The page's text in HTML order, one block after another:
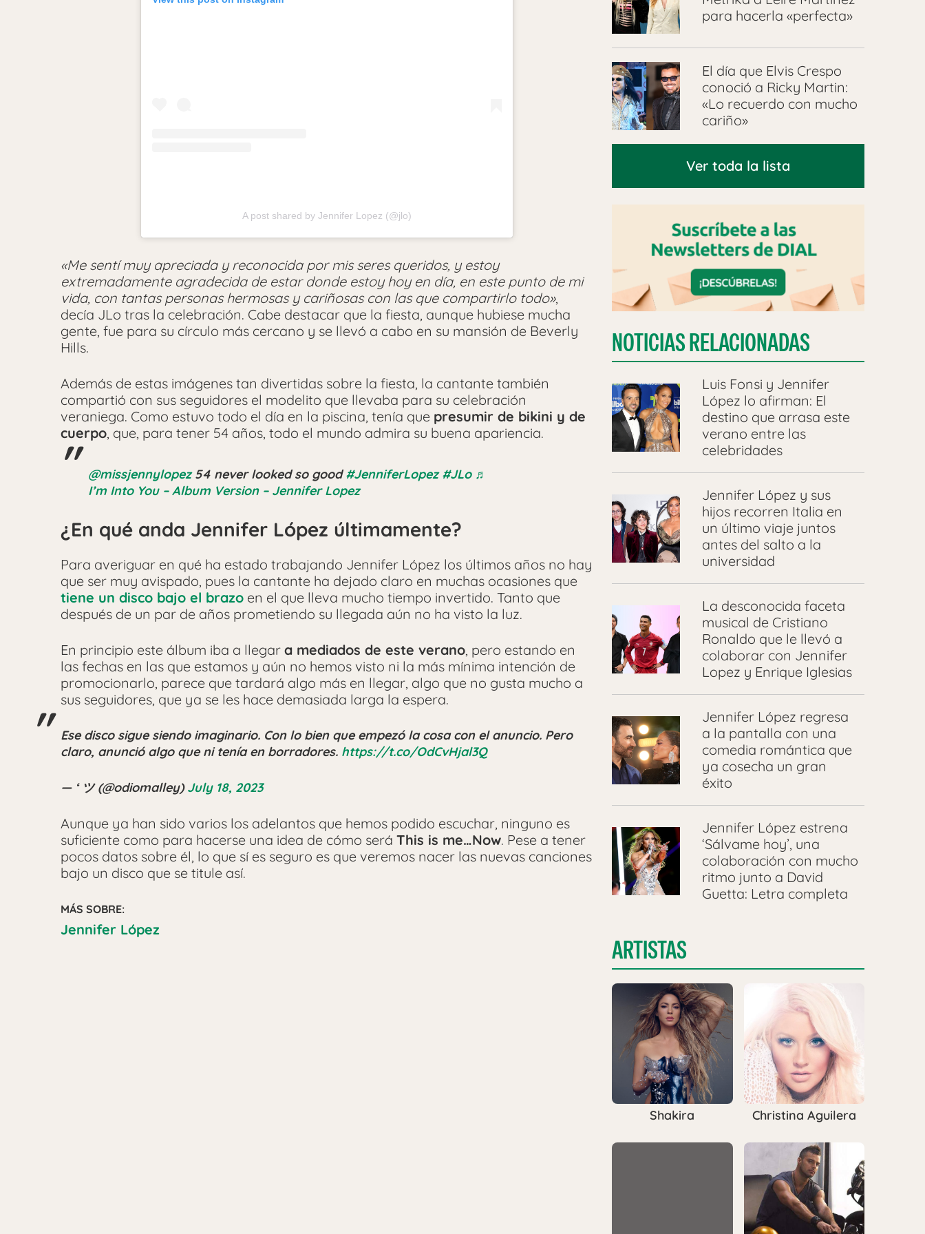
A post shared by Jennifer Lopez (@jlo)
«Me sentí muy apreciada y reconocida por mis seres queridos, y estoy
extremadamente agradecida de estar donde estoy hoy en día, en este punto de mi
vida, con tantas personas hermosas y cariñosas con las que compartirlo todo»,
decía JLo tras la celebración. Cabe destacar que la fiesta, aunque hubiese mucha
gente, fue para su círculo más cercano y se llevó a cabo en su mansión de Beverly
Hills.
Además de estas imágenes tan divertidas sobre la fiesta, la cantante también
compartió con sus seguidores el modelito que llevaba para su celebración
veraniega. Como estuvo todo el día en la piscina, tenía que presumir de bikini y de
cuerpo, que, para tener 54 años, todo el mundo admira su buena apariencia.
@missjennylopez54 never looked so good#JenniferLopez #JLo ♬
I’m Into You – Album Version – Jennifer Lopez
¿En qué anda Jennifer López últimamente?
Para averiguar en qué ha estado trabajando Jennifer López los últimos años no hay
que ser muy avispado, pues la cantante ha dejado claro en muchas ocasiones que
tiene un disco bajo el brazo en el que lleva mucho tiempo invertido. Tanto que
después de un par de años prometiendo su llegada aún no ha visto la luz.
En principio este álbum iba a llegar a mediados de este verano, pero estando en
las fechas en las que estamos y aún no hemos visto ni la más mínima intención de
promocionarlo, parece que tardará algo más en llegar, algo que no gusta mucho a
sus seguidores, que ya se les hace demasiada larga la espera.
Ese disco sigue siendo imaginario. Con lo bien que empezó la cosa con el anuncio. Pero
claro, anunció algo que ni tenía en borradores. https://t.co/OdCvHjal3Q
— ‘ ツ (@odiomalley)July 18, 2023
Aunque ya han sido varios los adelantos que hemos podido escuchar, ninguno es
suficiente como para hacerse una idea de cómo será This is me…Now. Pese a tener
pocos datos sobre él, lo que sí es seguro es que veremos nacer las nuevas canciones
bajo un disco que se titule así.
MÁS SOBRE:
Jennifer López
para hacerla «perfecta»
El día que Elvis Crespo
conoció a Ricky Martin:
«Lo recuerdo con mucho
cariño»
Ver toda la lista
NOTICIAS RELACIONADAS
Luis Fonsi y Jennifer
López lo afirman: El
destino que arrasa este
verano entre las
celebridades
Jennifer López y sus
hijos recorren Italia en
un último viaje juntos
antes del salto a la
universidad
La desconocida faceta
musical de Cristiano
Ronaldo que le llevó a
colaborar con Jennifer
Lopez y Enrique Iglesias
Jennifer López regresa
a la pantalla con una
comedia romántica que
ya cosecha un gran
éxito
Jennifer López estrena
‘Sálvame hoy’, una
colaboración con mucho
ritmo junto a David
Guetta: Letra completa
ARTISTAS
Shakira Christina Aguilera